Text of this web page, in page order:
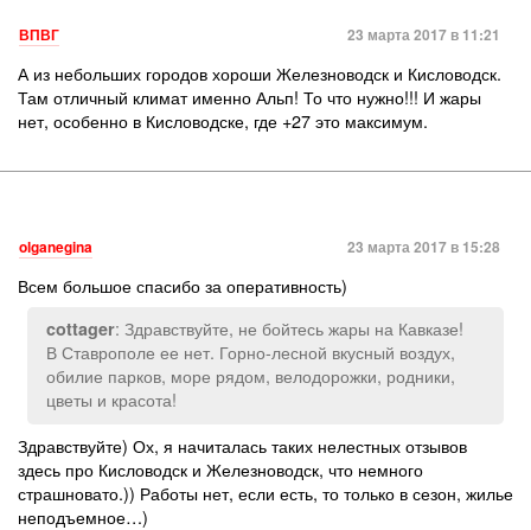
ВПВГ 23 марта 2017 в 11:21
А из небольших городов хороши Железноводск и Кисловодск.
Там отличный климат именно Альп! То что нужно!!! И жары
нет, особенно в Кисловодске, где +27 это максимум.
olganegina 23 марта 2017 в 15:28
Всем большое спасибо за оперативность)
cottager: Здравствуйте, не бойтесь жары на Кавказе!
В Ставрополе ее нет. Горно-лесной вкусный воздух,
обилие парков, море рядом, велодорожки, родники,
цветы и красота!
Здравствуйте) Ох, я начиталась таких нелестных отзывов
здесь про Кисловодск и Железноводск, что немного
страшновато.)) Работы нет, если есть, то только в сезон, жилье
неподъемное…)